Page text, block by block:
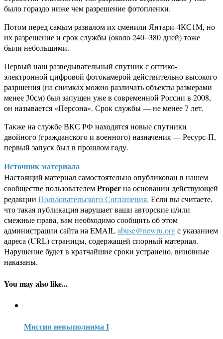
было гораздо ниже чем разрешение фотопленки.
Потом перед самым развалом их сменили Янтари-4КС1М, но
их разрешение и срок службы (около 240−380 дней) тоже
были небольшими.
Первый наш разведывательный спутник с оптико-
электронной цифровой фотокамерой действительно высокого
разршения (на снимках можно различать объекты размерами
менее 30см) был запущен уже в современной России в 2008,
он называется «Персона». Срок службы — не менее 7 лет.
Также на службе ВКС РФ находятся новые спутники
двойного (гражданского и военного) назначения — Ресурс-П,
первый запуск был в прошлом году.
Источник материала
Настоящий материал самостоятельно опубликован в нашем
сообществе пользователемProperна основании действующей
редакции Пользовательского Соглашения. Если вы считаете,
что такая публикация нарушает ваши авторские и/или
смежные права, вам необходимо сообщить об этом
администрации сайта на EMAILabuse@newru.orgс указанием
адреса (URL) страницы, содержащей спорный материал.
Нарушение будет в кратчайшие сроки устранено, виновные
наказаны.
You may also like...
Миссия невыполнима I